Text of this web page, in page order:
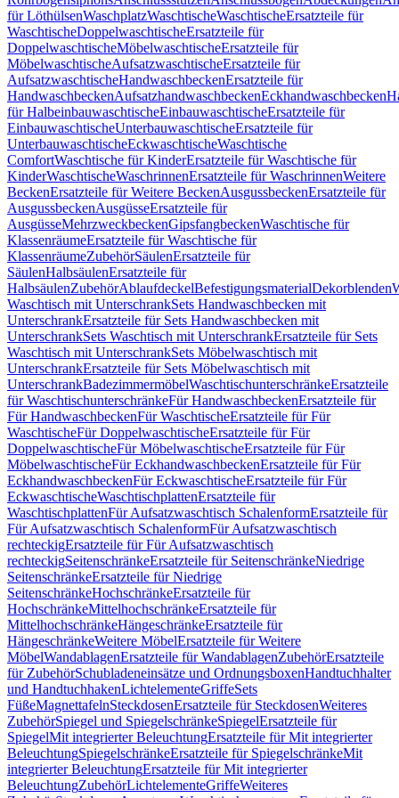
für LöthülsenWaschplatzWaschtischeWaschtischeErsatzteile für
WaschtischeDoppelwaschtischeErsatzteile für
DoppelwaschtischeMöbelwaschtischeErsatzteile für
MöbelwaschtischeAufsatzwaschtischeErsatzteile für
AufsatzwaschtischeHandwaschbeckenErsatzteile für
HandwaschbeckenAufsatzhandwaschbeckenEckhandwaschbecken
für HalbeinbauwaschtischeEinbauwaschtischeErsatzteile für
EinbauwaschtischeUnterbauwaschtischeErsatzteile für
UnterbauwaschtischeEckwaschtischeWaschtische
ComfortWaschtische für KinderErsatzteile für Waschtische für
KinderWaschtischeWaschrinnenErsatzteile für WaschrinnenWeitere
BeckenErsatzteile für Weitere BeckenAusgussbeckenErsatzteile für
AusgussbeckenAusgüsseErsatzteile für
AusgüsseMehrzweckbeckenGipsfangbeckenWaschtische für
KlassenräumeErsatzteile für Waschtische für
KlassenräumeZubehörSäulenErsatzteile für
SäulenHalbsäulenErsatzteile für
HalbsäulenZubehörAblaufdeckelBefestigungsmaterialDekorblenden
Waschtisch mit UnterschrankSets Handwaschbecken mit
UnterschrankErsatzteile für Sets Handwaschbecken mit
UnterschrankSets Waschtisch mit UnterschrankErsatzteile für Sets
Waschtisch mit UnterschrankSets Möbelwaschtisch mit
UnterschrankErsatzteile für Sets Möbelwaschtisch mit
UnterschrankBadezimmermöbelWaschtischunterschränkeErsatzteile
für WaschtischunterschränkeFür HandwaschbeckenErsatzteile für
Für HandwaschbeckenFür WaschtischeErsatzteile für Für
WaschtischeFür DoppelwaschtischeErsatzteile für Für
DoppelwaschtischeFür MöbelwaschtischeErsatzteile für Für
MöbelwaschtischeFür EckhandwaschbeckenErsatzteile für Für
EckhandwaschbeckenFür EckwaschtischeErsatzteile für Für
EckwaschtischeWaschtischplattenErsatzteile für
WaschtischplattenFür Aufsatzwaschtisch SchalenformErsatzteile für
Für Aufsatzwaschtisch SchalenformFür Aufsatzwaschtisch
rechteckigErsatzteile für Für Aufsatzwaschtisch
rechteckigSeitenschränkeErsatzteile für SeitenschränkeNiedrige
SeitenschränkeErsatzteile für Niedrige
SeitenschränkeHochschränkeErsatzteile für
HochschränkeMittelhochschränkeErsatzteile für
MittelhochschränkeHängeschränkeErsatzteile für
HängeschränkeWeitere MöbelErsatzteile für Weitere
MöbelWandablagenErsatzteile für WandablagenZubehörErsatzteile
für ZubehörSchubladeneinsätze und OrdnungsboxenHandtuchhalter
und HandtuchhakenLichtelementeGriffeSets
FüßeMagnettafelnSteckdosenErsatzteile für SteckdosenWeiteres
ZubehörSpiegel und SpiegelschränkeSpiegelErsatzteile für
SpiegelMit integrierter BeleuchtungErsatzteile für Mit integrierter
BeleuchtungSpiegelschränkeErsatzteile für SpiegelschränkeMit
integrierter BeleuchtungErsatzteile für Mit integrierter
BeleuchtungZubehörLichtelementeGriffeWeiteres